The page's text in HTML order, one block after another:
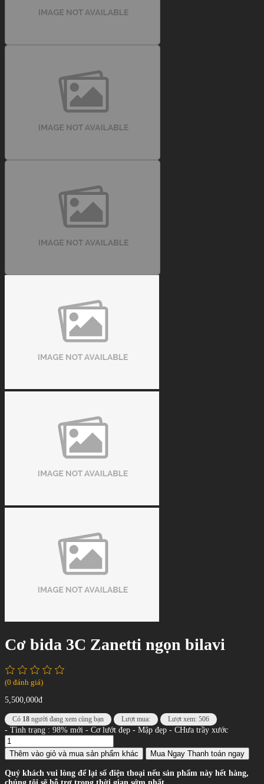
Cơ bida 3C Zanetti ngọn bilavi
(0 đánh giá)
5,500,000đ
Có 18 người đang xem cùng bạn Lượt mua: Lượt xem: 506
- Tình trạng : 98% mới - Cơ lướt đẹp - Mập đẹp - CHưa trầy xước
Thêm vào giỏ và mua sản phẩm khác Mua Ngay Thanh toán ngay
Quý khách vui lòng để lại số điện thoại nếu sản phẩm này hết hàng,